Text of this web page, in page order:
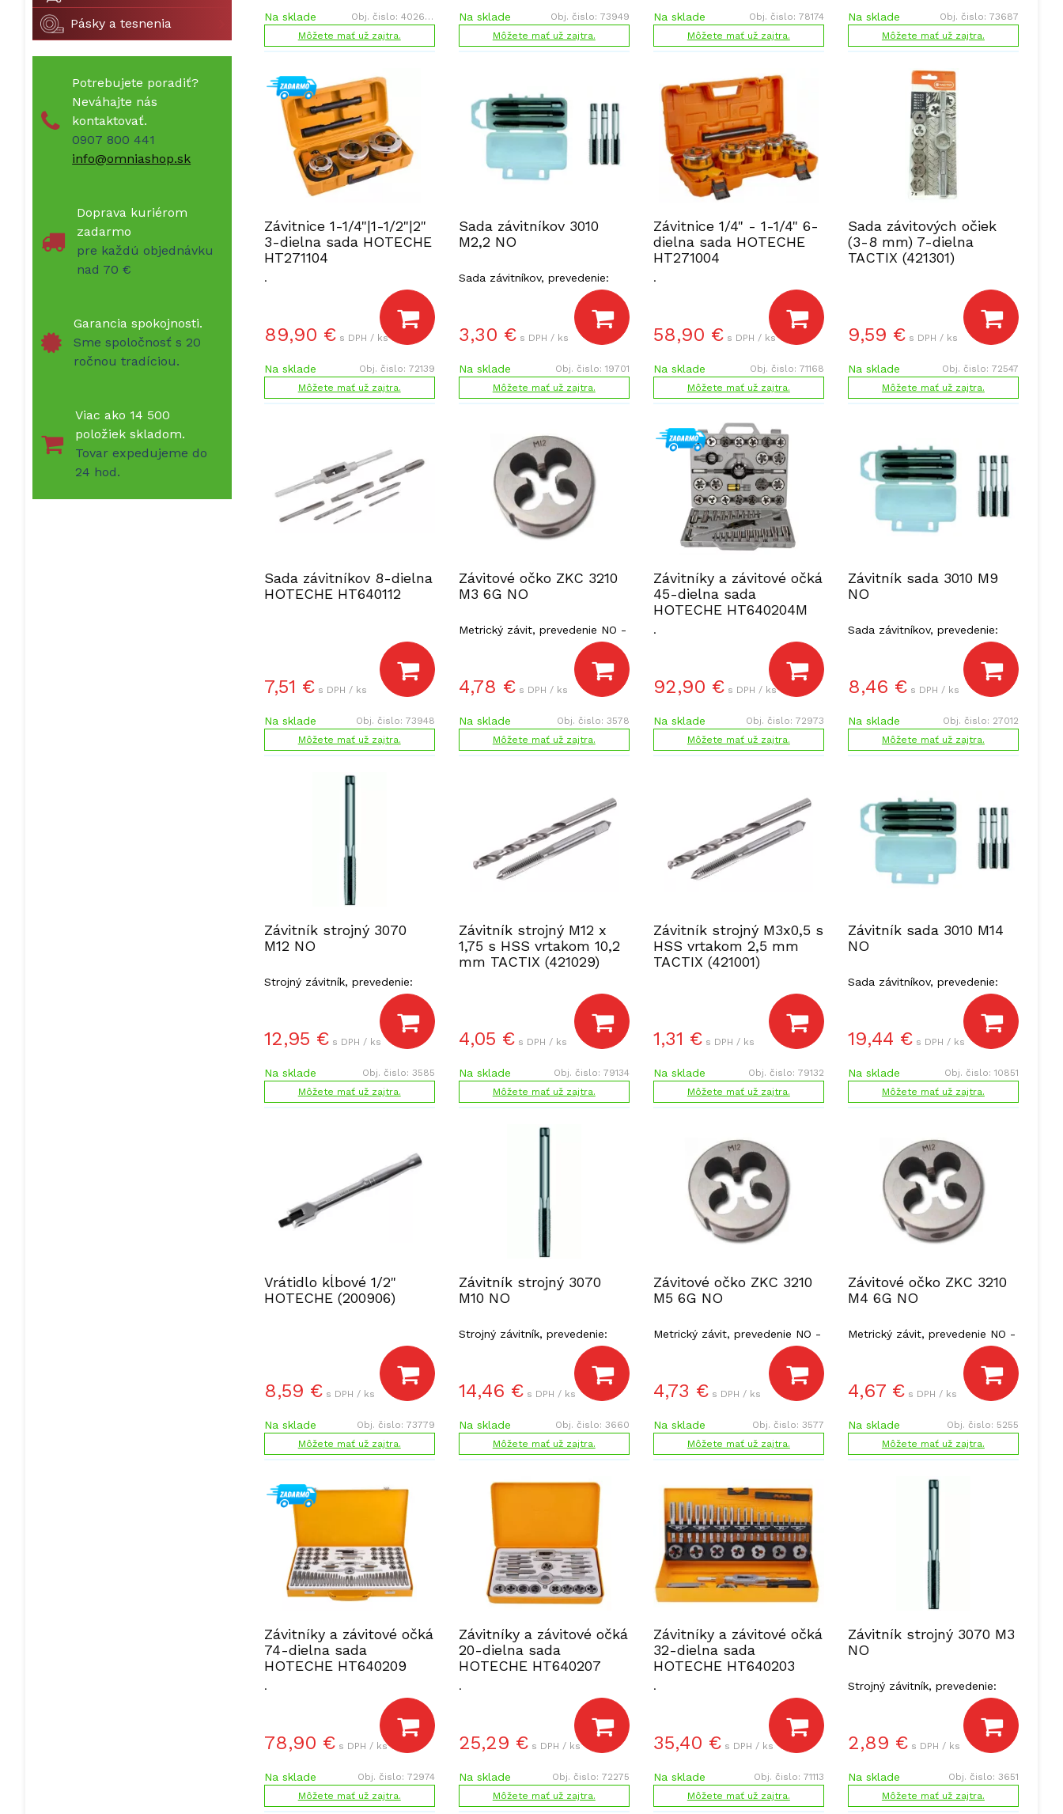
Na sklade Obj. čislo: 402659
Môžete mať už zajtra.
Na sklade Obj. čislo: 73949
Môžete mať už zajtra.
Na sklade Obj. čislo: 78174
Môžete mať už zajtra.
Na sklade Obj. čislo: 73687
Môžete mať už zajtra.
Závitnice 1-1/4"|1-1/2"|2"
3-dielna sada HOTECHE
HT271104
.
89,90 € s DPH / ks
Na sklade Obj. čislo: 72139
Môžete mať už zajtra.
Sada závitníkov 3010
M2,2 NO
Sada závitníkov, prevedenie:
3,30 € s DPH / ks
Na sklade Obj. čislo: 19701
Môžete mať už zajtra.
Závitnice 1/4" - 1-1/4" 6-
dielna sada HOTECHE
HT271004
.
58,90 € s DPH / ks
Na sklade Obj. čislo: 71168
Môžete mať už zajtra.
Sada závitových očiek
(3-8 mm) 7-dielna
TACTIX (421301)
9,59 € s DPH / ks
Na sklade Obj. čislo: 72547
Môžete mať už zajtra.
Sada závitníkov 8-dielna
HOTECHE HT640112
7,51 € s DPH / ks
Na sklade Obj. čislo: 73948
Môžete mať už zajtra.
Závitové očko ZKC 3210
M3 6G NO
Metrický závit, prevedenie NO -
4,78 € s DPH / ks
Na sklade Obj. čislo: 3578
Môžete mať už zajtra.
Závitníky a závitové očká
45-dielna sada
HOTECHE HT640204M
.
92,90 € s DPH / ks
Na sklade Obj. čislo: 72973
Môžete mať už zajtra.
Závitník sada 3010 M9
NO
Sada závitníkov, prevedenie:
8,46 € s DPH / ks
Na sklade Obj. čislo: 27012
Môžete mať už zajtra.
Závitník strojný 3070
M12 NO
Strojný závitník, prevedenie:
12,95 € s DPH / ks
Na sklade Obj. čislo: 3585
Môžete mať už zajtra.
Závitník strojný M12 x
1,75 s HSS vrtakom 10,2
mm TACTIX (421029)
4,05 € s DPH / ks
Na sklade Obj. čislo: 79134
Môžete mať už zajtra.
Závitník strojný M3x0,5 s
HSS vrtakom 2,5 mm
TACTIX (421001)
1,31 € s DPH / ks
Na sklade Obj. čislo: 79132
Môžete mať už zajtra.
Závitník sada 3010 M14
NO
Sada závitníkov, prevedenie:
19,44 € s DPH / ks
Na sklade Obj. čislo: 10851
Môžete mať už zajtra.
Vrátidlo kĺbové 1/2"
HOTECHE (200906)
8,59 € s DPH / ks
Na sklade Obj. čislo: 73779
Môžete mať už zajtra.
Závitník strojný 3070
M10 NO
Strojný závitník, prevedenie:
14,46 € s DPH / ks
Na sklade Obj. čislo: 3660
Môžete mať už zajtra.
Závitové očko ZKC 3210
M5 6G NO
Metrický závit, prevedenie NO -
4,73 € s DPH / ks
Na sklade Obj. čislo: 3577
Môžete mať už zajtra.
Závitové očko ZKC 3210
M4 6G NO
Metrický závit, prevedenie NO -
4,67 € s DPH / ks
Na sklade Obj. čislo: 5255
Môžete mať už zajtra.
Závitníky a závitové očká
74-dielna sada
HOTECHE HT640209
.
78,90 € s DPH / ks
Na sklade Obj. čislo: 72974
Môžete mať už zajtra.
Závitníky a závitové očká
20-dielna sada
HOTECHE HT640207
.
25,29 € s DPH / ks
Na sklade Obj. čislo: 72275
Môžete mať už zajtra.
Závitníky a závitové očká
32-dielna sada
HOTECHE HT640203
.
35,40 € s DPH / ks
Na sklade Obj. čislo: 71113
Môžete mať už zajtra.
Závitník strojný 3070 M3
NO
Strojný závitník, prevedenie:
2,89 € s DPH / ks
Na sklade Obj. čislo: 3651
Môžete mať už zajtra.
Pásky a tesnenia
Potrebujete poradiť?
Neváhajte nás
kontaktovať.
0907 800 441
info@omniashop.sk
Doprava kuriérom
zadarmo
pre každú objednávku
nad 70 €
Garancia spokojnosti.
Sme spoločnosť s 20
ročnou tradíciou.
Viac ako 14 500
položiek skladom.
Tovar expedujeme do
24 hod.